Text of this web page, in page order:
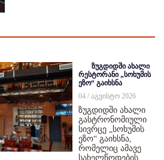
ზუგდიდში ახალი
რესტორანი „სოხუმის
ეზო“ გაიხსნა
04 / აგვისტო 2026
ზუგდიდში ახალი
გასტრონომიული
სივრცე „სოხუმის
ეზო“ გაიხსნა,
რომელიც ამავე
სახელწოდების